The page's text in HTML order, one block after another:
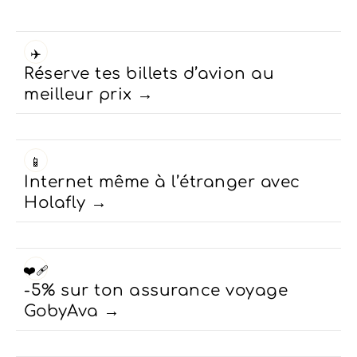
✈️
Réserve tes billets d’avion au
meilleur prix
📱
Internet même à l’étranger avec
Holafly
❤️‍🩹
-5% sur ton assurance voyage
GobyAva